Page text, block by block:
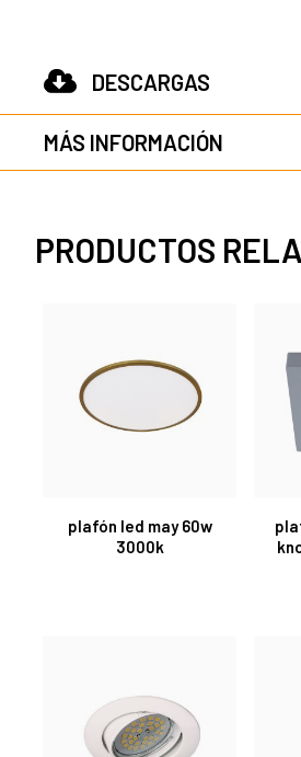
DESCARGAS
MÁS INFORMACIÓN
PRODUCTOS
plafón led may 60w
3000k